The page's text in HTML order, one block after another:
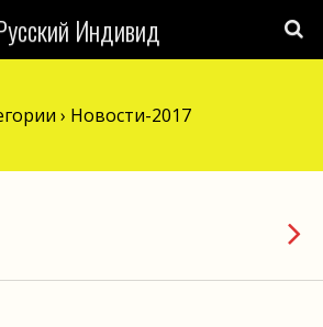
Индивид
› Новости-2017